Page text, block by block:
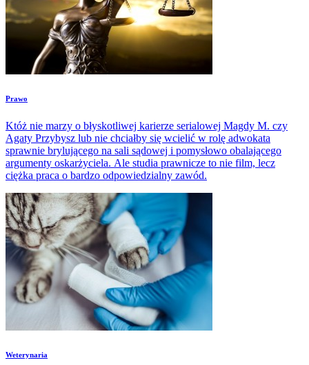
Prawo
Któż nie marzy o błyskotliwej karierze serialowej Magdy M. czy
Agaty Przybysz lub nie chciałby się wcielić w rolę adwokata
sprawnie brylującego na sali sądowej i pomysłowo obalającego
argumenty oskarżyciela. Ale studia prawnicze to nie film, lecz
ciężka praca o bardzo odpowiedzialny zawód.
Weterynaria